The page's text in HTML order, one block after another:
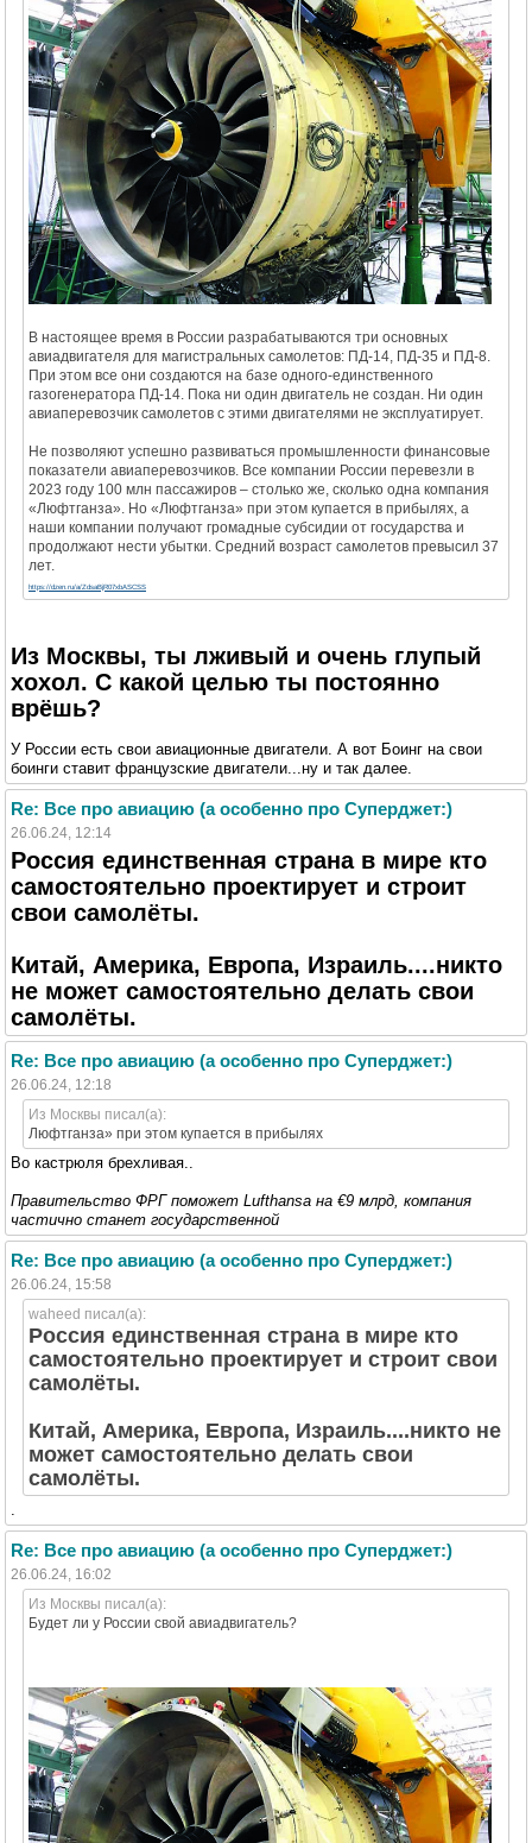
В настоящее время в России разрабатываются три основных
авиадвигателя для магистральных самолетов: ПД-14, ПД-35 и ПД-8.
При этом все они создаются на базе одного-единственного
газогенератора ПД-14. Пока ни один двигатель не создан. Ни один
авиаперевозчик самолетов с этими двигателями не эксплуатирует.
Не позволяют успешно развиваться промышленности финансовые
показатели авиаперевозчиков. Все компании России перевезли в
2023 году 100 млн пассажиров – столько же, сколько одна компания
«Люфтганза». Но «Люфтганза» при этом купается в прибылях, а
наши компании получают громадные субсидии от государства и
продолжают нести убытки. Средний возраст самолетов превысил 37
лет.
https://dzen.ru/a/ZdsaBjR07xbASCSS
Из Москвы, ты лживый и очень глупый
хохол. С какой целью ты постоянно
врёшь?
У России есть свои авиационные двигатели. А вот Боинг на свои
боинги ставит французские двигатели...ну и так далее.
Re: Все про авиацию (а особенно про Суперджет:)
26.06.24, 12:14
Россия единственная страна в мире кто
самостоятельно проектирует и строит
свои самолёты.
Китай, Америка, Европа, Израиль....никто
не может самостоятельно делать свои
самолёты.
Re: Все про авиацию (а особенно про Суперджет:)
26.06.24, 12:18
Из Москвы писал(а):
Люфтганза» при этом купается в прибылях
Во кастрюля брехливая..
Правительство ФРГ поможет Lufthansa на €9 млрд, компания
частично станет государственной
Re: Все про авиацию (а особенно про Суперджет:)
26.06.24, 15:58
waheed писал(а):
Россия единственная страна в мире кто
самостоятельно проектирует и строит свои
самолёты.
Китай, Америка, Европа, Израиль....никто не
может самостоятельно делать свои
самолёты.
.
Re: Все про авиацию (а особенно про Суперджет:)
26.06.24, 16:02
Из Москвы писал(а):
Будет ли у России свой авиадвигатель?